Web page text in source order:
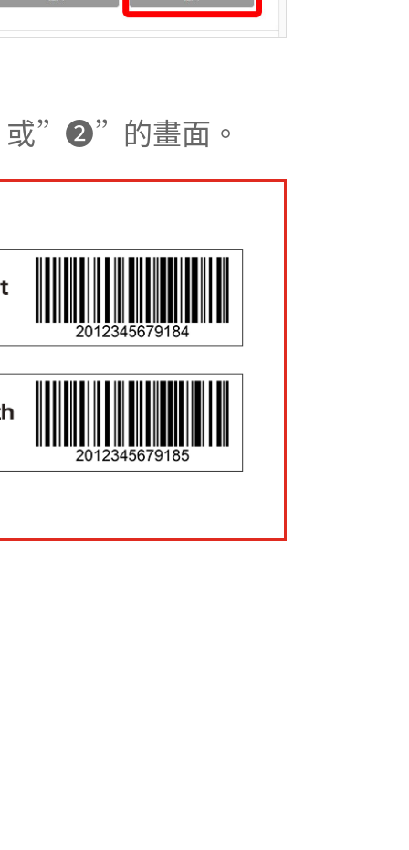
或”❷”的畫面。